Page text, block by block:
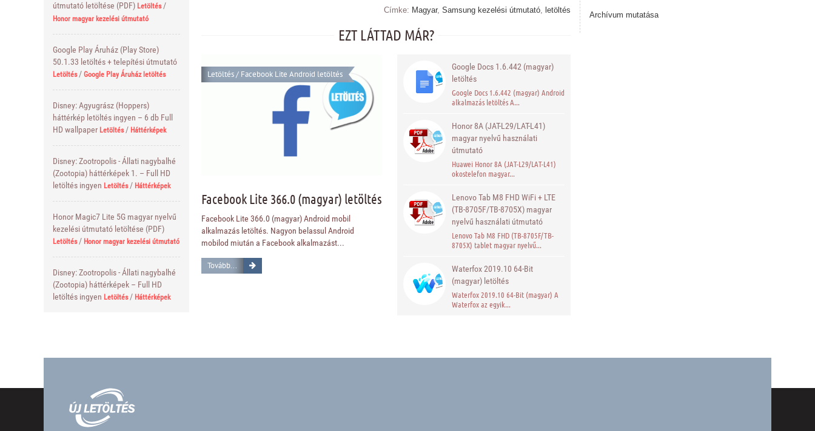
útmutató letöltése (PDF) Letöltés/
Honor magyar kezelési útmutató
Google Play Áruház (Play Store)
50.1.33 letöltés + telepítési útmutató
Letöltés/ Google Play Áruház letöltés
Disney: Agyugrász (Hoppers)
háttérkép letöltés ingyen – 6 db Full
HD wallpaper Letöltés/ Háttérképek
Disney: Zootropolis - Állati nagybalhé
(Zootopia) háttérképek 1. – Full HD
letöltés ingyen Letöltés/ Háttérképek
Honor Magic7 Lite 5G magyar nyelvű
kezelési útmutató letöltése (PDF)
Letöltés/ Honor magyar kezelési útmutató
Disney: Zootropolis - Állati nagybalhé
(Zootopia) háttérképek – Full HD
letöltés ingyen Letöltés/ Háttérképek
Archívum mutatása
Címke: Magyar, Samsung kezelési útmutató letöltés
EZT LÁTTAD MÁR?
Letöltés/ Facebook Lite Android letöltés
Facebook Lite 366.0 (magyar) letöltés
Facebook Lite 366.0 (magyar) Android mobil
alkalmazás letöltés. Nagyon belassul Android
mobilod miután a Facebook alkalmazást...
Tovább...
Google Docs 1.6.442 (magyar)
letöltés
Google Docs 1.6.442 (magyar) Android
alkalmazás letöltés A...
Honor 8A (JAT-L29/LAT-L41)
magyar nyelvű használati
útmutató
Huawei Honor 8A (JAT-L29/LAT-L41)
okostelefon magyar...
Lenovo Tab M8 FHD WiFi + LTE
(TB-8705F/TB-8705X) magyar
nyelvű használati útmutató
Lenovo Tab M8 FHD (TB-8705F/TB-
8705X) tablet magyar nyelvű...
Waterfox 2019.10 64-Bit
(magyar) letöltés
Waterfox 2019.10 64-Bit (magyar) A
Waterfox az egyik...